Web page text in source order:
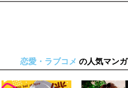
恋愛・ラブコメ の人気マンガ